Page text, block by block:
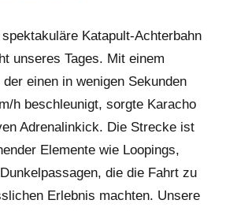
Katapult-Achterbahn
unseres Tages. Mit einem
einen in wenigen Sekunden
h beschleunigt, sorgte Karacho
Adrenalinkick. Die Strecke ist
Elemente wie Loopings,
die die Fahrt zu
Erlebnis machten. Unsere